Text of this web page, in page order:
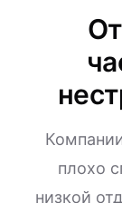
плохо
низкой